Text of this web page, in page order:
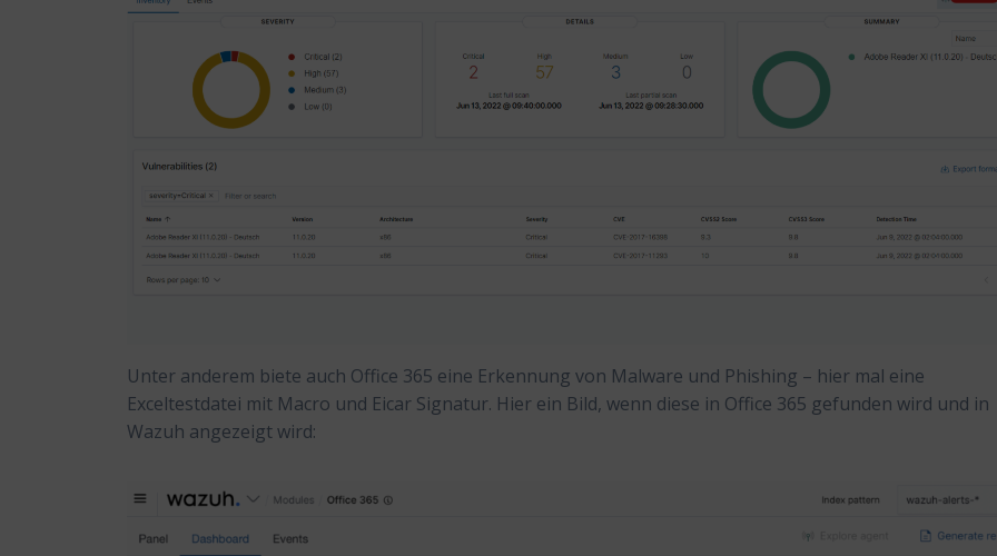
Unter anderem biete auch Office 365 eine Erkennung von Malware und Phishing – hier mal eine
Exceltestdatei mit Macro und Eicar Signatur. Hier ein Bild, wenn diese in Office 365 gefunden wird und in
Wazuh angezeigt wird: